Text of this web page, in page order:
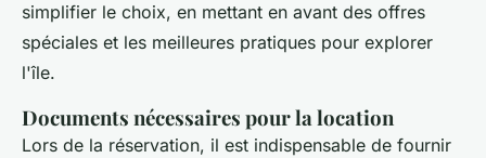
simplifier le choix, en mettant en avant des offres
spéciales et les meilleures pratiques pour explorer
l'île.
Documents nécessaires pour la location
Lors de la réservation, il est indispensable de fournir